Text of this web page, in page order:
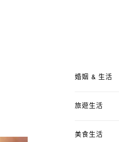
婚姻 & 生活
旅遊生活
美食生活